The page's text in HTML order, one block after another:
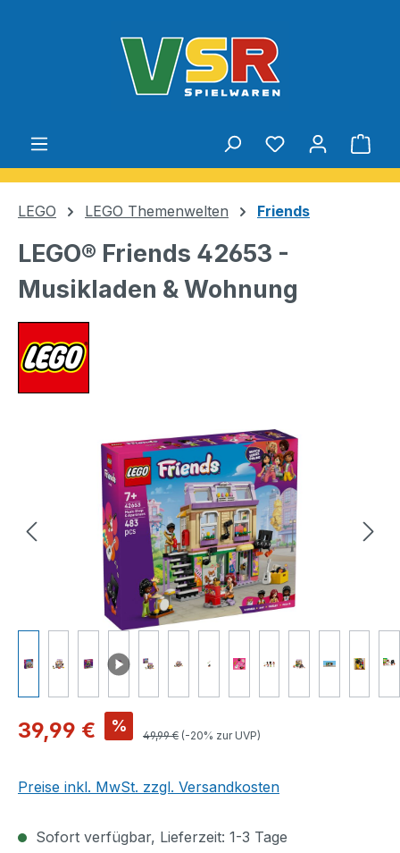
Du hast 0
LEGO LEGO Themenwelten Friends
LEGO® Friends 42653 -
Musikladen & Wohnung
Bildergalerie überspringen
Verkaufspreis:
39,99 € % Regulärer Preis:
49,99 € (-20% zur UVP)
Preise inkl. MwSt. zzgl. Versandkosten
Sofort verfügbar, Lieferzeit: 1-3 Tage